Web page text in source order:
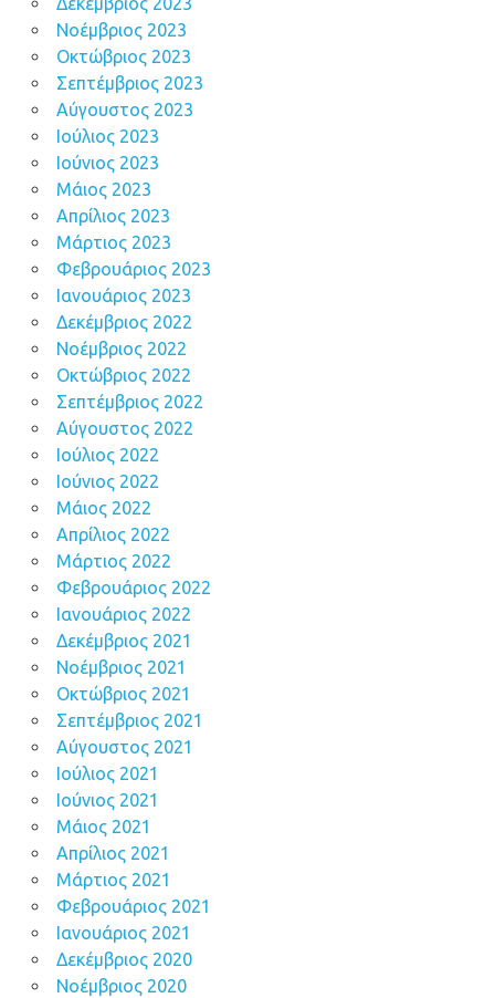
Νοέμβριος 2023
Οκτώβριος 2023
Σεπτέμβριος 2023
Αύγουστος 2023
Ιούλιος 2023
Ιούνιος 2023
Μάιος 2023
Απρίλιος 2023
Μάρτιος 2023
Φεβρουάριος 2023
Ιανουάριος 2023
Δεκέμβριος 2022
Νοέμβριος 2022
Οκτώβριος 2022
Σεπτέμβριος 2022
Αύγουστος 2022
Ιούλιος 2022
Ιούνιος 2022
Μάιος 2022
Απρίλιος 2022
Μάρτιος 2022
Φεβρουάριος 2022
Ιανουάριος 2022
Δεκέμβριος 2021
Νοέμβριος 2021
Οκτώβριος 2021
Σεπτέμβριος 2021
Αύγουστος 2021
Ιούλιος 2021
Ιούνιος 2021
Μάιος 2021
Απρίλιος 2021
Μάρτιος 2021
Φεβρουάριος 2021
Ιανουάριος 2021
Δεκέμβριος 2020
Νοέμβριος 2020